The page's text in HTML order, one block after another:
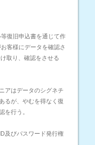
復旧申込書を通じて作
客様にデータを確認さ
取り、確認をさせる
アはデータのシグネチ
るが、やむを得なく復
を行う。
及びパスワード発行権